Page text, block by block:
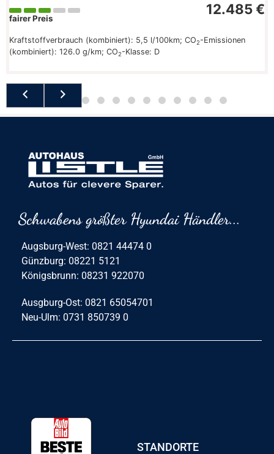
12.485 €
fairer Preis
Kraftstoffverbrauch (kombiniert): 5,5 l/100km; CO2-Emissionen
(kombiniert): 126.0 g/km; CO2-Klasse: D
Schwabens größter Hyundai Händler...
Augsburg-West: 0821 44474 0
Günzburg: 08221 5121
Königsbrunn: 08231 922070
Ausgburg-Ost: 0821 65054701
Neu-Ulm: 0731 850739 0
STANDORTE